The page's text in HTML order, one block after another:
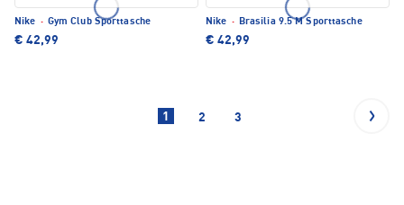
Nike · Gym Club Sporttasche
€ 42,99
Nike · Brasilia 9.5 M Sporttasche
€ 42,99
1 2 3